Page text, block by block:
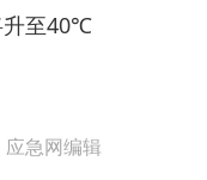
升至40℃
应急网编辑